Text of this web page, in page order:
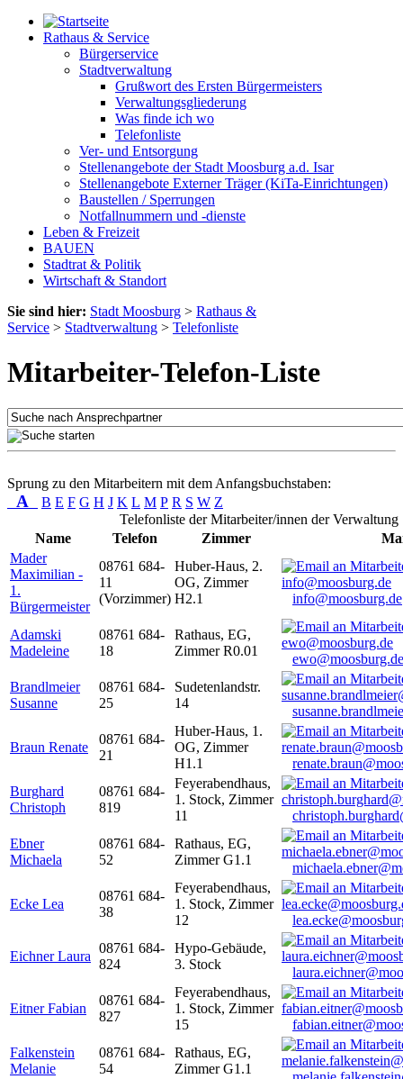
Rathaus & Service
Bürgerservice
Stadtverwaltung
Grußwort des Ersten Bürgermeisters
Verwaltungsgliederung
Was finde ich wo
Telefonliste
Ver- und Entsorgung
Stellenangebote der Stadt Moosburg a.d. Isar
Stellenangebote Externer Träger (KiTa-Einrichtungen)
Baustellen / Sperrungen
Notfallnummern und -dienste
Leben & Freizeit
BAUEN
Stadtrat & Politik
Wirtschaft & Standort
Sie sind hier: Stadt Moosburg > Rathaus &
Service > Stadtverwaltung > Telefonliste
Mitarbeiter-Telefon-Liste
Sprung zu den Mitarbeitern mit dem Anfangsbuchstaben:
A B E F G H J K L M P R S W Z
Telefonliste der Mitarbeiter/innen der Verwaltung
Name
Telefon Zimmer
Mader
Maximilian -
1.
Bürgermeister
08761 684-
11
(Vorzimmer)
Huber-Haus, 2.
OG, Zimmer
H2.1
info@moosburg.de
Adamski
Madeleine
08761 684-
18
Rathaus, EG,
Zimmer R0.01
ewo@moosburg.de
Brandlmeier
Susanne
08761 684-
25
Sudetenlandstr.
14
Braun Renate
08761 684-
21
Huber-Haus, 1.
OG, Zimmer
H1.1
Burghard
Christoph
08761 684-
819
Feyerabendhaus,
1. Stock, Zimmer
11
Ebner
Michaela
08761 684-
52
Rathaus, EG,
Zimmer G1.1
Ecke Lea
08761 684-
38
Feyerabendhaus,
1. Stock, Zimmer
12
Eichner Laura
08761 684-
824
Hypo-Gebäude,
3. Stock
Eitner Fabian
08761 684-
827
Feyerabendhaus,
1. Stock, Zimmer
15
Falkenstein
Melanie
08761 684-
54
Rathaus, EG,
Zimmer G1.1